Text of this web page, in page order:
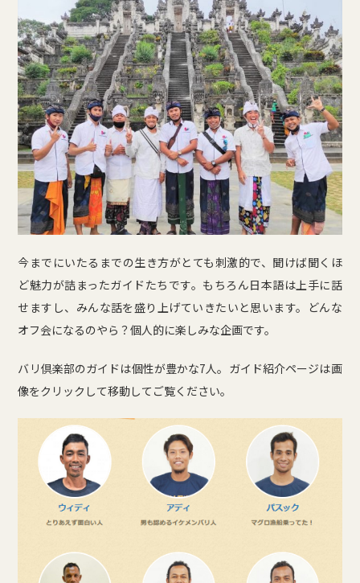
今までにいたるまでの生き方がとても刺激的で、聞けば聞くほ
ど魅力が詰まったガイドたちです。もちろん日本語は上手に話
せますし、みんな話を盛り上げていきたいと思います。どんな
オフ会になるのやら？個人的に楽しみな企画です。
バリ倶楽部のガイドは個性が豊かな7人。ガイド紹介ページは画
像をクリックして移動してご覧ください。